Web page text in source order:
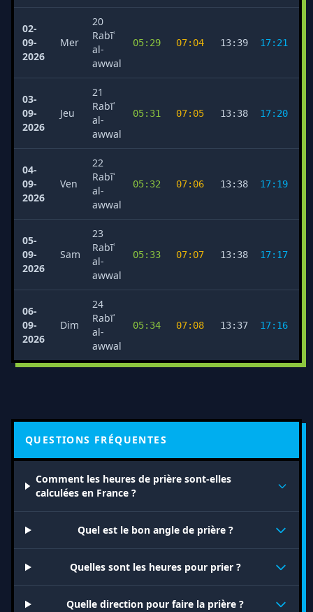
02-
09-
2026
Mer
20
Rabīʿ
al-
awwal
05:29 07:04 13:39 17:21
03-
09-
2026
Jeu
21
Rabīʿ
al-
awwal
05:31 07:05 13:38 17:20
04-
09-
2026
Ven
22
Rabīʿ
al-
awwal
05:32 07:06 13:38 17:19
05-
09-
2026
Sam
23
Rabīʿ
al-
awwal
05:33 07:07 13:38 17:17
06-
09-
2026
Dim
24
Rabīʿ
al-
awwal
05:34 07:08 13:37 17:16
QUESTIONS FRÉQUENTES
Comment les heures de prière sont-elles
calculées en France ?
Quel est le bon angle de prière ?
Quelles sont les heures pour prier ?
Quelle direction pour faire la prière ?